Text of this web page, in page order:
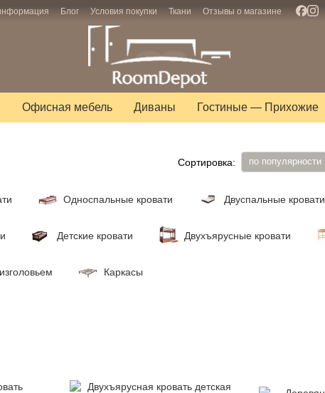
Блог Условия покупки Ткани Отзывы о магазине
Офисная мебель Диваны Гостиные — Прихожие
Сортировка: по популярности
Односпальные кровати Двуспальные кровати
Детские кровати Двухъярусные кровати
Каркасы